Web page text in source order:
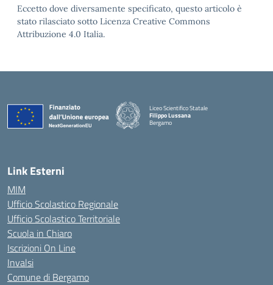
Eccetto dove diversamente specificato, questo articolo è
stato rilasciato sotto Licenza Creative Commons
Attribuzione 4.0 Italia.
Liceo Scientifico Statale
Filippo Lussana
Bergamo
— Visita la pagina iniziale della scuola
Link Esterni
MIM
Ufficio Scolastico Regionale
Ufficio Scolastico Territoriale
Scuola in Chiaro
Iscrizioni On Line
Invalsi
Comune di Bergamo